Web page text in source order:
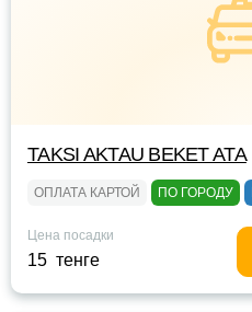
TAKSI AKTAU BEKET ATA
ОПЛАТА КАРТОЙ ПО ГОРОДУ
Цена посадки
15 тенге